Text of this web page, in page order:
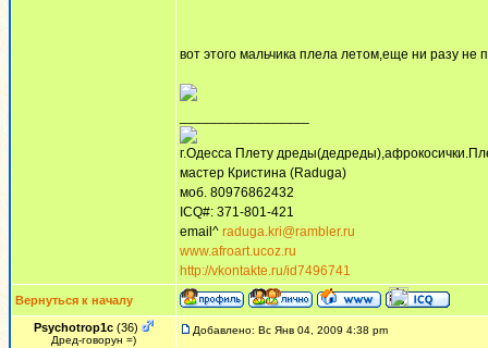
вот этого мальчика плела летом,еще ни разу не
г.Одесса Плету
мастер Кристина (Raduga)
моб. 80976862432
ICQ#: 371-801-421
email^ raduga.kri@rambler.ru
www.afroart.ucoz.ru
http://vkontakte.ru/id7496741
Вернуться к началу
Psychotrop1c (36)
Дред-говорун =)
Добавлено: Вс Янв 04, 2009 4:38 pm